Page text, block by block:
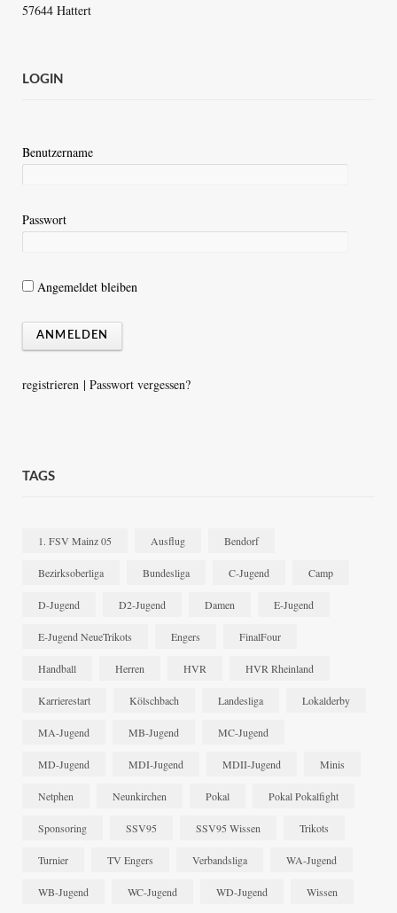
57644 Hattert
LOGIN
Benutzername
Passwort
Angemeldet bleiben
registrieren | Passwort vergessen?
TAGS
1. FSV Mainz 05 Ausflug Bendorf
Bezirksoberliga Bundesliga C-Jugend Camp
D-Jugend D2-Jugend Damen E-Jugend
E-Jugend NeueTrikots Engers FinalFour
Handball Herren HVR HVR Rheinland
Karrierestart Kölschbach Landesliga Lokalderby
MA-Jugend MB-Jugend MC-Jugend
MD-Jugend MDI-Jugend MDII-Jugend Minis
Netphen Neunkirchen Pokal Pokal Pokalfight
Sponsoring SSV95 SSV95 Wissen Trikots
Turnier TV Engers Verbandsliga WA-Jugend
WB-Jugend WC-Jugend WD-Jugend Wissen